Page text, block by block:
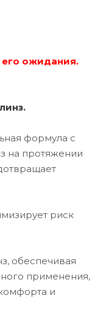
его ожидания.
формула с
на протяжении
риск
обеспечивая
применения,
и